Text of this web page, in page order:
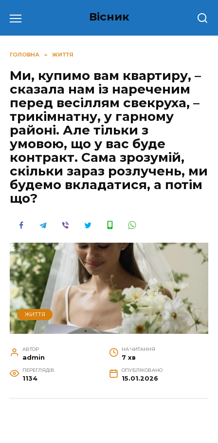
до
Вісник
ГОЛОВНА » ЖИТТЯ
Ми, купимо вам квартиру, –
сказала нам із нареченим
перед весіллям свекруха, –
трикімнатну, у гарному
районі. Але тільки з
умовою, що у вас буде
контракт. Сама зрозумій,
скільки зараз розлучень, ми
будемо вкладатися, а потім
що?
ЖИТТЯ
АВТОР
admin
НА ЧИТАННЯ
7 хв
ПЕРЕГЛЯДІВ
1134
ОПУБЛІКОВАНО
15.01.2026